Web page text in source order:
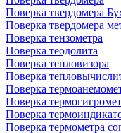
Поверка твердомера
Поверка твердомера
Поверка тензометра
Поверка теодолита
Поверка тепловизора
Поверка
Поверка
Поверка
Поверка
Поверка термометра